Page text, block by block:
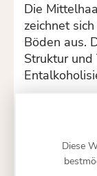
Die
zeichnet
Böden aus.
Struktur und
von
Diese